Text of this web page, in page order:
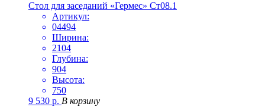
Стол для заседаний «Гермес» Ст08.1
Артикул:
04494
Ширина:
2104
Глубина:
904
Высота:
750
9 530 р. В корзину